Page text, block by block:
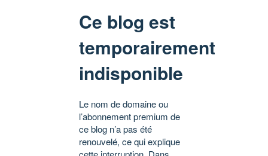
Ce blog est
temporairement
indisponible
Le nom de domaine ou
l’abonnement premium de
ce blog n’a pas été
renouvelé, ce qui explique